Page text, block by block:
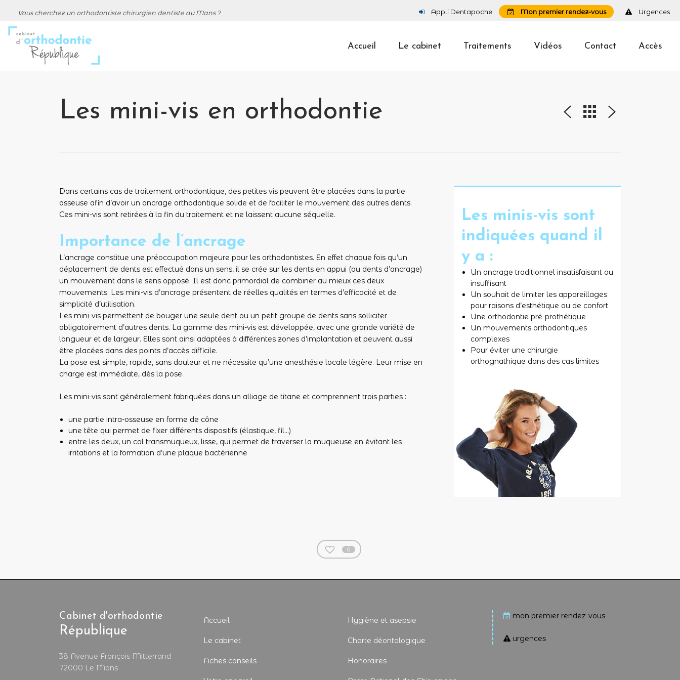
Vous cherchez un orthodontiste chirurgien dentiste au Mans ? Appli Dentapoche Mon premier rendez-vous Urgences
Accueil Le cabinet Traitements Vidéos Contact Accès
Les mini-vis en orthodontie
Dans certains cas de traitement orthodontique, des petites vis peuvent être placées dans la partie
osseuse afin d’avoir un ancrage orthodontique solide et de faciliter le mouvement des autres dents.
Ces mini-vis sont retirées à la fin du traitement et ne laissent aucune séquelle.
Importance de l’ancrage
L’ancrage constitue une préoccupation majeure pour les orthodontistes. En effet chaque fois qu’un
déplacement de dents est effectué dans un sens, il se crée sur les dents en appui (ou dents d’ancrage)
un mouvement dans le sens opposé. Il est donc primordial de combiner au mieux ces deux
mouvements. Les mini-vis d’ancrage présentent de réelles qualités en termes d’efficacité et de
simplicité d’utilisation.
Les mini-vis permettent de bouger une seule dent ou un petit groupe de dents sans solliciter
obligatoirement d’autres dents. La gamme des mini-vis est développée, avec une grande variété de
longueur et de largeur. Elles sont ainsi adaptées à différentes zones d’implantation et peuvent aussi
être placées dans des points d’accès difficile.
La pose est simple, rapide, sans douleur et ne nécessite qu’une anesthésie locale légère. Leur mise en
charge est immédiate, dès la pose.
Les mini-vis sont généralement fabriquées dans un alliage de titane et comprennent trois parties :
une partie intra-osseuse en forme de cône
une tête qui permet de fixer différents dispositifs (élastique, fil…)
entre les deux, un col transmuqueux, lisse, qui permet de traverser la muqueuse en évitant les
irritations et la formation d’une plaque bactérienne
Les minis-vis sont
indiquées quand il
y a :
Un ancrage traditionnel insatisfaisant ou
insuffisant
Un souhait de limiter les appareillages
pour raisons d’esthétique ou de confort
Une orthodontie pré-prothétique
Un mouvements orthodontiques
complexes
Pour éviter une chirurgie
orthognathique dans des cas limites
0
Cabinet d'orthodontie
République
38 Avenue François Mitterrand
72000 Le Mans
Accueil
Le cabinet
Fiches conseils
Hygiène et asepsie
Charte déontologique
Honoraires
mon premier rendez-vous
urgences